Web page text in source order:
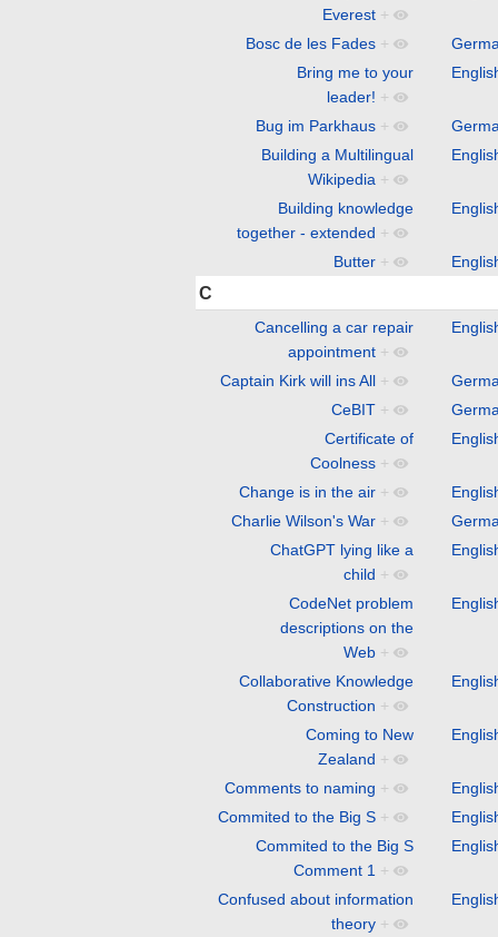
Everest +
Bosc de les Fades +
Bring me to your
leader! +
Bug im Parkhaus +
Building a Multilingual
Wikipedia +
Building knowledge
together - extended +
Butter +
C
Cancelling a car repair
appointment +
Captain Kirk will ins All +
CeBIT +
Certificate of
Coolness +
Change is in the air +
Charlie Wilson's War +
ChatGPT lying like a
child +
CodeNet problem
descriptions on the
Web +
Collaborative Knowledge
Construction +
Coming to New
Zealand +
Comments to naming +
Commited to the Big S +
Commited to the Big S
Comment 1 +
Confused about information
theory +